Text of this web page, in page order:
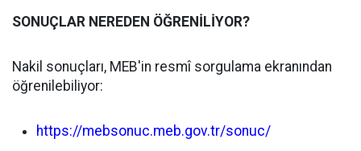
SONUÇLAR NEREDEN ÖĞRENİLİYOR?
Nakil sonuçları, MEB'in resmî sorgulama ekranından
öğrenilebiliyor:
https://mebsonuc.meb.gov.tr/sonuc/